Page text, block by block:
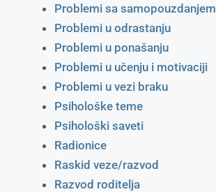
Problemi sa samopouzdanjem
Problemi u odrastanju
Problemi u ponašanju
Problemi u učenju i motivaciji
Problemi u vezi braku
Psihološke teme
Psihološki saveti
Radionice
Raskid veze/razvod
Razvod roditelja